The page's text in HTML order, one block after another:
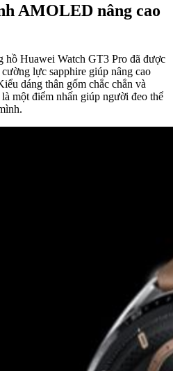
AMOLED nâng cao
Huawei Watch GT3 Pro đã được
lực sapphire giúp nâng cao
dáng thân gốm chắc chắn và
một điểm nhấn giúp người đeo thể